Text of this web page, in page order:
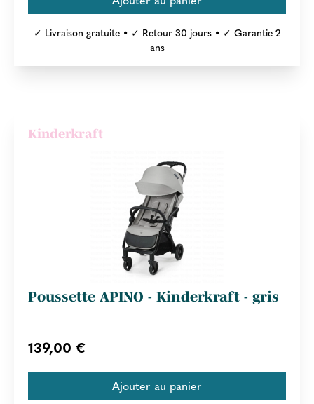
✓ Livraison gratuite • ✓ Retour 30 jours • ✓ Garantie 2
ans
Kinderkraft
Poussette APINO - Kinderkraft - gris
139,00 €